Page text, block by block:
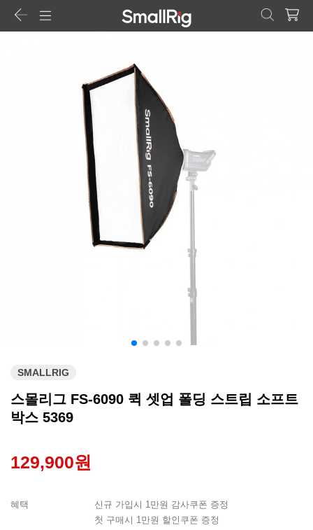
SMALLRIG
스몰리그 FS-6090 퀵 셋업 폴딩 스트립 소프트
박스 5369
129,900원
혜택
신규 가입시 1만원 감사쿠폰 증정
첫 구매시 1만원 할인쿠폰 증정